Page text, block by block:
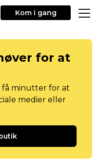
Kom i gang
for at
minutter for at
medier eller